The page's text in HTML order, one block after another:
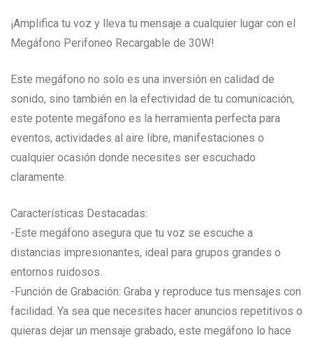
¡Amplifica tu voz y lleva tu mensaje a cualquier lugar con el
Megáfono Perifoneo Recargable de 30W!
Este megáfono no solo es una inversión en calidad de
sonido, sino también en la efectividad de tu comunicación,
este potente megáfono es la herramienta perfecta para
eventos, actividades al aire libre, manifestaciones o
cualquier ocasión donde necesites ser escuchado
claramente.
Características Destacadas:
-Este megáfono asegura que tu voz se escuche a
distancias impresionantes, ideal para grupos grandes o
entornos ruidosos.
-Función de Grabación: Graba y reproduce tus mensajes con
facilidad. Ya sea que necesites hacer anuncios repetitivos o
quieras dejar un mensaje grabado, este megáfono lo hace